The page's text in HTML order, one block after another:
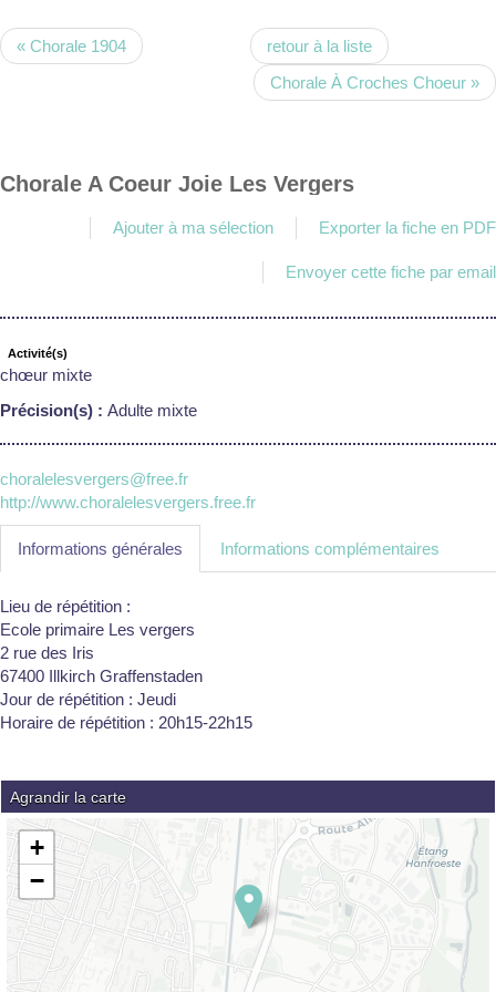
« Chorale 1904
retour à la liste
Chorale À Croches Choeur »
Chorale A Coeur Joie Les Vergers
Exporter la fiche en PDF
Ajouter à ma sélection
Envoyer cette fiche par email
Activité(s)
chœur mixte
Précision(s) : Adulte mixte
choralelesvergers@free.fr
http://www.choralelesvergers.free.fr
Informations générales Informations complémentaires
Lieu de répétition :
Ecole primaire Les vergers
2 rue des Iris
67400 Illkirch Graffenstaden
Jour de répétition : Jeudi
Horaire de répétition : 20h15-22h15
Agrandir la carte
+
−